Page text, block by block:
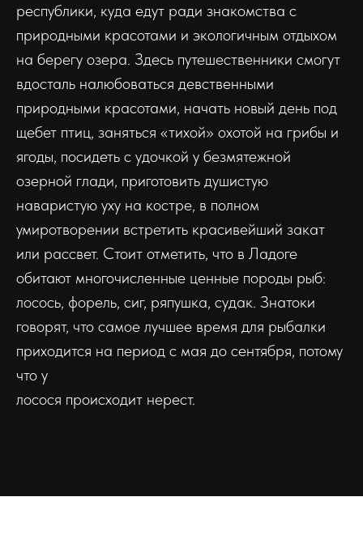
республики, куда едут ради знакомства с
природными красотами и экологичным отдыхом
на берегу озера. Здесь путешественники смогут
вдосталь налюбоваться девственными
природными красотами, начать новый день под
щебет птиц, заняться «тихой» охотой на грибы и
ягоды, посидеть с удочкой у безмятежной
озерной глади, приготовить душистую
наваристую уху на костре, в полном
умиротворении встретить красивейший закат
или рассвет. Стоит отметить, что в Ладоге
обитают многочисленные ценные породы рыб:
лосось, форель, сиг, ряпушка, судак. Знатоки
говорят, что самое лучшее время для рыбалки
приходится на период с мая до сентября, потому
что у
лосося происходит нерест.